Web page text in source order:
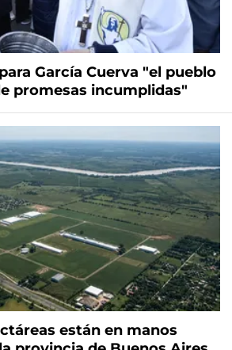
García Cuerva "el pueblo
promesas incumplidas"
están en manos